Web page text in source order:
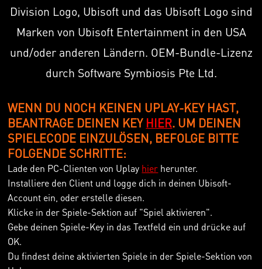
Division Logo, Ubisoft und das Ubisoft Logo sind
Marken von Ubisoft Entertainment in den USA
und/oder anderen Ländern. OEM-Bundle-Lizenz
durch Software Symbiosis Pte Ltd.
WENN DU NOCH KEINEN UPLAY-KEY HAST,
BEANTRAGE DEINEN KEY HIER. UM DEINEN
SPIELECODE EINZULÖSEN, BEFOLGE BITTE
FOLGENDE SCHRITTE:
Lade den PC-Clienten von Uplay hier herunter.
Installiere den Client und logge dich in deinen Ubisoft-
Account ein, oder erstelle diesen.
Klicke in der Spiele-Sektion auf "Spiel aktivieren".
Gebe deinen Spiele-Key in das Textfeld ein und drücke auf
OK.
Du findest deine aktivierten Spiele in der Spiele-Sektion von